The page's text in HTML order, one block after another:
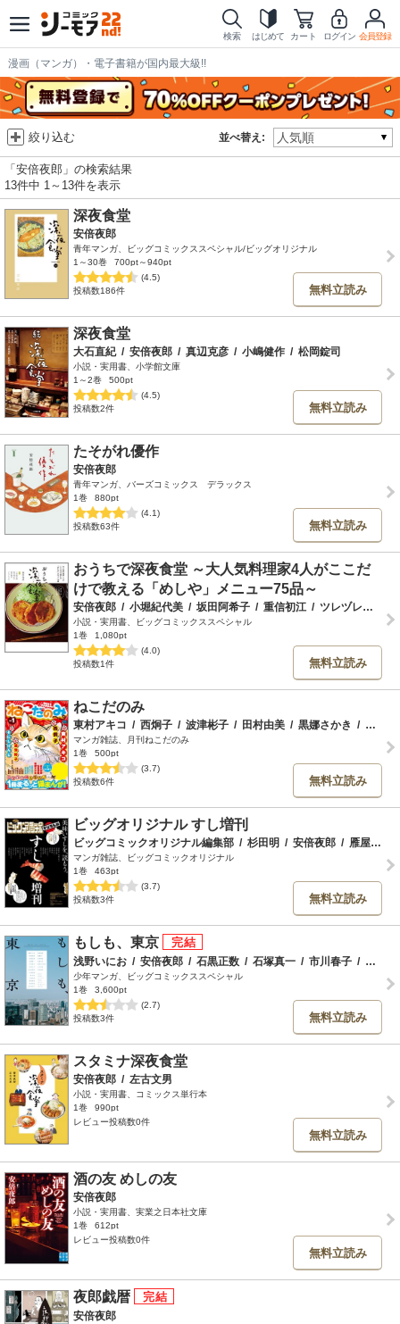
検索 はじめて カート ログイン 会員登録
漫画（マンガ）・電子書籍が国内最大級!!
並べ替え:
絞り込む
「安倍夜郎」の検索結果
13件中 1～13件を表示
深夜食堂
安倍夜郎
青年マンガ、ビッグコミックススペシャル/ビッグオリジナル
1～30巻
700pt～940pt
(4.5)
投稿数186件
無料立読み
深夜食堂
大石直紀 / 安倍夜郎 / 真辺克彦 / 小嶋健作 / 松岡錠司
小説・実用書、小学館文庫
1～2巻
500pt
(4.5)
投稿数2件
無料立読み
たそがれ優作
安倍夜郎
青年マンガ、バーズコミックス デラックス
1巻
880pt
(4.1)
投稿数63件
無料立読み
おうちで深夜食堂 ～大人気料理家4人がここだ
けで教える「めしや」メニュー75品～
安倍夜郎 / 小堀紀代美 / 坂田阿希子 / 重信初江 / ツレヅレハナコ
小説・実用書、ビッグコミックススペシャル
1巻
1,080pt
(4.0)
投稿数1件
無料立読み
ねこだのみ
東村アキコ / 西炯子 / 波津彬子 / 田村由美 / 黒娜さかき /
マンガ雑誌、月刊ねこだのみ
1巻
500pt
(3.7)
投稿数6件
無料立読み
ビッグオリジナル すし増刊
ビッグコミックオリジナル編集部 / 杉田明 / 安倍夜郎 / 雁屋哲
マンガ雑誌、ビッグコミックオリジナル
1巻
463pt
(3.7)
投稿数3件
無料立読み
もしも、東京
浅野いにお / 安倍夜郎 / 石黒正数 / 石塚真一 / 市川春子 /
少年マンガ、ビッグコミックススペシャル
1巻
3,600pt
(2.7)
投稿数3件
無料立読み
スタミナ深夜食堂
安倍夜郎 / 左古文男
小説・実用書、コミックス単行本
1巻
990pt
レビュー投稿数0件
無料立読み
酒の友 めしの友
安倍夜郎
小説・実用書、実業之日本社文庫
1巻
612pt
レビュー投稿数0件
無料立読み
夜郎戯暦
安倍夜郎